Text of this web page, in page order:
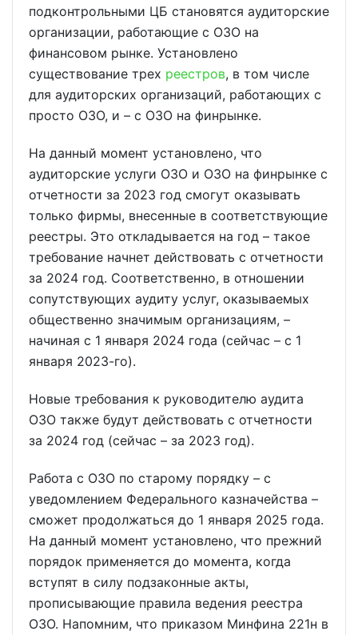
подконтрольными ЦБ становятся аудиторские
организации, работающие с ОЗО на
финансовом рынке. Установлено
существование трех реестров, в том числе
для аудиторских организаций, работающих с
просто ОЗО, и – с ОЗО на финрынке.
На данный момент установлено, что
аудиторские услуги ОЗО и ОЗО на финрынке с
отчетности за 2023 год смогут оказывать
только фирмы, внесенные в соответствующие
реестры. Это откладывается на год – такое
требование начнет действовать с отчетности
за 2024 год. Соответственно, в отношении
сопутствующих аудиту услуг, оказываемых
общественно значимым организациям, –
начиная с 1 января 2024 года (сейчас – с 1
января 2023-го).
Новые требования к руководителю аудита
ОЗО также будут действовать с отчетности
за 2024 год (сейчас – за 2023 год).
Работа с ОЗО по старому порядку – с
уведомлением Федерального казначейства –
сможет продолжаться до 1 января 2025 года.
На данный момент установлено, что прежний
порядок применяется до момента, когда
вступят в силу подзаконные акты,
прописывающие правила ведения реестра
ОЗО. Напомним, что приказом Минфина 221н в